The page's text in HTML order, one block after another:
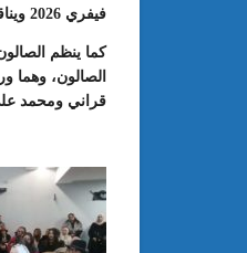
فيفري 2026 ويناقش موضوع “الملكية الفكرية في مجال الفنون البصرية”.
كما ينظم
الصالون، وهما
قراني ومحمد علي